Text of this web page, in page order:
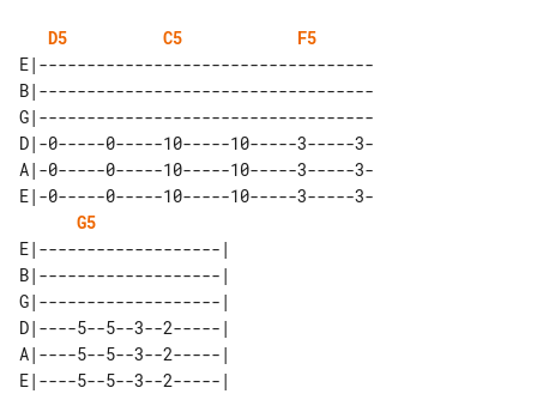
D5 C5
F5
E|-----------------------------------
B|-----------------------------------
G|-----------------------------------
D|-0-----0-----10-----10-----3-----3-
A|-0-----0-----10-----10-----3-----3-
E|-0-----0-----10-----10-----3-----3-
G5
E|-------------------|
B|-------------------|
G|-------------------|
D|----5--5--3--2-----|
A|----5--5--3--2-----|